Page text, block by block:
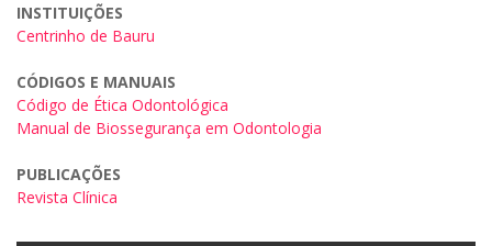
INSTITUIÇÕES
Centrinho de Bauru
CÓDIGOS E MANUAIS
Código de Ética Odontológica
Manual de Biossegurança em Odontologia
PUBLICAÇÕES
Revista Clínica